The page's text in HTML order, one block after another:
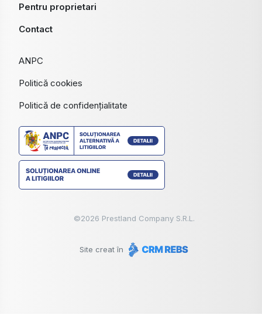
Pentru proprietari
Contact
ANPC
Politică cookies
Politică de confidențialitate
©2026 Prestland Company S.R.L.
Site creat în